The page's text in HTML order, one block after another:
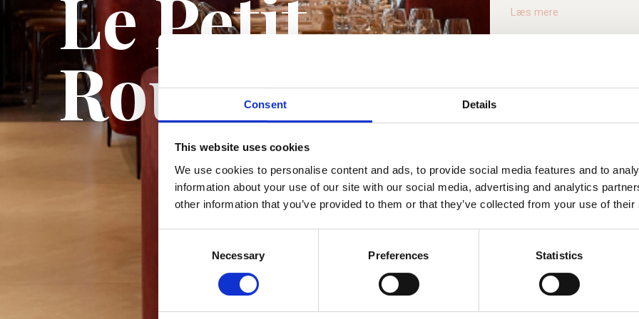
Consent Details
This website uses cookies
We use cookies to personalise content and ads, to provide social media features and to
information about your use of our site with our social media, advertising and analytics
other information that you’ve provided to them or that they’ve collected from your use of
Necessary Preferences Statistics
Le Petit
Rouge
og innovative
Vores mission er simpel:
lækkert og mættende
vores døre for alle,
måneden. Vi vil ikke have,
Vi vil have, at du tænker,
smule selvhøjtidligt, men vi
Læs mere
Torsdag